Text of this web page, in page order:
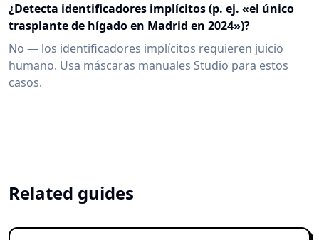
¿Detecta identificadores implícitos (p. ej. «el único
trasplante de hígado en Madrid en 2024»)?
No — los identificadores implícitos requieren juicio
humano. Usa máscaras manuales Studio para estos
casos.
Related guides